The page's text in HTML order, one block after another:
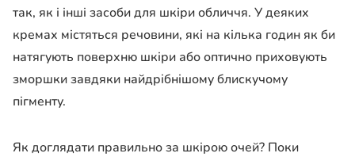
так, як і інші засоби для шкіри обличчя. У деяких
кремах містяться речовини, які на кілька годин як би
натягують поверхню шкіри або оптично приховують
зморшки завдяки найдрібнішому блискучому
пігменту.
Як доглядати правильно за шкірою очей? Поки